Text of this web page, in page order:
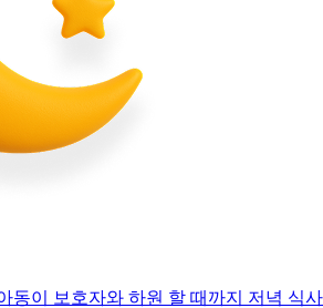
동이 보호자와 하원 할 때까지 저녁 식사